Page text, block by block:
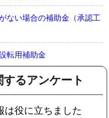
ない場合の補助金（承認工
転用補助金
るアンケート
は役に立ちました